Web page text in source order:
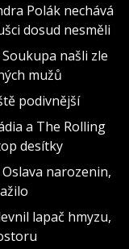
Polák nechává
dosud nesměli
našli zle
mužů
podivnější
a The Rolling
desítky
narozenin,
lapač hmyzu,